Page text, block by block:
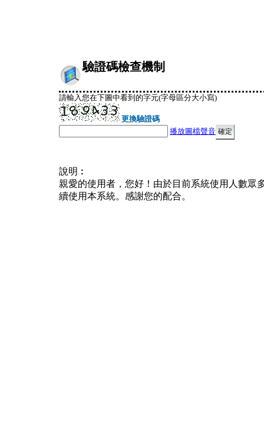
驗證碼檢查機制
請輸入您在下圖中看到的字元(字母區分大小寫)
更換驗證碼
播放圖檔聲音
說明︰
親愛的使用者，您好！由於目前系統使用人數眾
續使用本系統。感謝您的配合。